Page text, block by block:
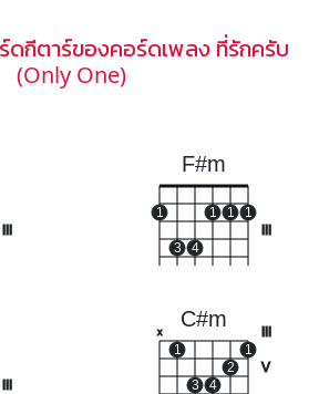
ดกีตาร์ของคอร์ดเพลง ที่รักครับ
(Only One)
F#m
1
3 4
1 1 1
C#m
V
x
1
3 4
2
1